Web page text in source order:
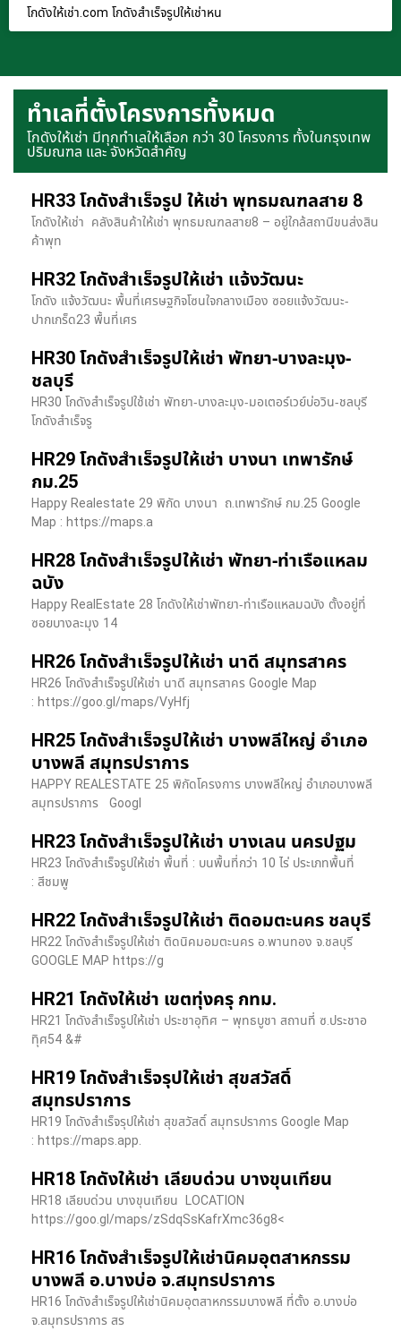
โกดังให้เช่า.com โกดังสำเร็จรูปให้เช่าหน
ทำเลที่ตั้งโครงการทั้งหมด
โกดังให้เช่า มีทุกทำเลให้เลือก กว่า 30 โครงการ ทั้งในกรุงเทพ
ปริมณฑล และ จังหวัดสำคัญ
HR33 โกดังสำเร็จรูป ให้เช่า พุทธมณฑลสาย 8
โกดังให้เช่า คลังสินค้าให้เช่า พุทธมณฑลสาย8 – อยู่ใกล้สถานีขนส่งสิน
ค้าพุท
HR32 โกดังสำเร็จรูปให้เช่า แจ้งวัฒนะ
โกดัง แจ้งวัฒนะ พื้นที่เศรษฐกิจโซนใจกลางเมือง ซอยแจ้งวัฒนะ-
ปากเกร็ด23 พื้นที่เศร
HR30 โกดังสำเร็จรูปให้เช่า พัทยา-บางละมุง-
ชลบุรี
HR30 โกดังสำเร็จรูปใช้เช่า พัทยา-บางละมุง-มอเตอร์เวย์บ่อวิน-ชลบุรี
โกดังสำเร็จรู
HR29 โกดังสำเร็จรูปให้เช่า บางนา เทพารักษ์
กม.25
Happy Realestate 29 พิกัด บางนา​ ถ.เทพารักษ์ กม.25 Google
Map : ​https://maps.a
HR28 โกดังสำเร็จรูปให้เช่า พัทยา-ท่าเรือแหลม
ฉบัง
Happy RealEstate 28 โกดังให้เช่าพัทยา-ท่าเรือแหลมฉบัง ตั้งอยู่ที่
ซอยบางละมุง 14
HR26 โกดังสำเร็จรูปให้เช่า นาดี สมุทรสาคร
HR26 โกดังสำเร็จรูปให้เช่า นาดี สมุทรสาคร Google Map
: https://goo.gl/maps/VyHfj
HR25 โกดังสำเร็จรูปให้เช่า บางพลีใหญ่ อำเภอ
บางพลี สมุทรปราการ
HAPPY REALESTATE 25 พิกัดโครงการ บางพลีใหญ่ อำเภอบางพลี
สมุทรปราการ Googl
HR23 โกดังสำเร็จรูปให้เช่า บางเลน นครปฐม
HR23 โกดังสำเร็จรูปให้เช่า พื้นที่ : บนพื้นที่กว่า 10 ไร่ ประเภทพื้นที่
: สีชมพู
HR22 โกดังสำเร็จรูปให้เช่า ติดอมตะนคร ชลบุรี
HR22 โกดังสำเร็จรูปให้เช่า ติดนิคมอมตะนคร อ.พานทอง จ.ชลบุรี
GOOGLE MAP https://g
HR21 โกดังให้เช่า เขตทุ่งครุ กทม.
HR21 โกดังสำเร็จรูปให้เช่า ประชาอุทิศ – พุทธบูชา สถานที่ ซ.ประชาอ
ทุิศ54 &#
HR19 โกดังสำเร็จรุปให้เช่า สุขสวัสดิ์
สมุทรปราการ
HR19 โกดังสำเร็จรุปให้เช่า สุขสวัสดิ์ สมุทรปราการ Google Map
: https://maps.app.
HR18 โกดังให้เช่า เลียบด่วน บางขุนเทียน
HR18 เลียบด่วน​ บางขุนเทียน​ LOCATION
https://goo.gl/maps/zSdqSsKafrXmc36g8<
HR16 โกดังสำเร็จรูปให้เช่านิคมอุตสาหกรรม
บางพลี อ.บางบ่อ จ.สมุทรปราการ
HR16 โกดังสำเร็จรูปให้เช่านิคมอุตสาหกรรมบางพลี ที่ตั้ง อ.บางบ่อ
จ.สมุทรปราการ สร